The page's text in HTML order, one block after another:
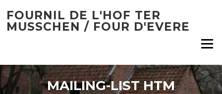
contenu
FOURNIL DE L'HOF TER
MUSSCHEN / FOUR D'EVERE
Menu
MAILING-LIST HTM